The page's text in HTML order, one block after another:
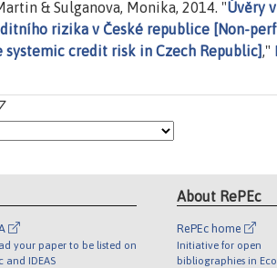
& Sulganova, Monika, 2014. "Úvěry
rizika v České republice [Non-
credit risk in Czech Republic],"
your paper to be listed on
and IDEAS
About RePEc
RePEc home
Initiative for open
bibliographies in